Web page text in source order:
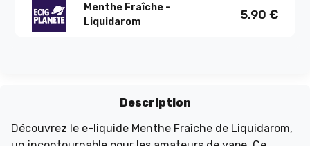
Menthe Fraîche -
Liquidarom
5,90 €
Description
Découvrez le e-liquide Menthe Fraîche de Liquidarom,